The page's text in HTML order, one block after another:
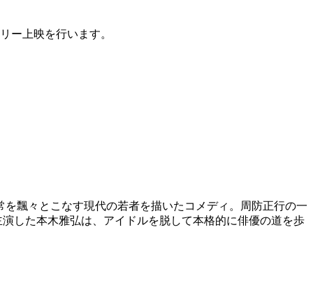
ー上映を行います。
飄々とこなす現代の若者を描いたコメディ。周防正行の一
した本木雅弘は、アイドルを脱して本格的に俳優の道を歩